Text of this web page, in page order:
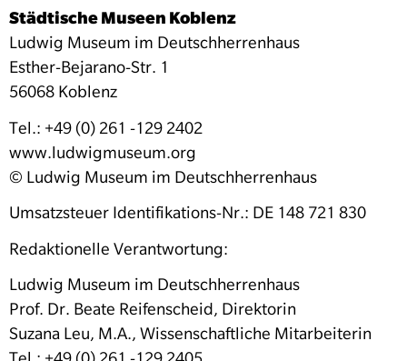
Städtische Museen Koblenz
Ludwig Museum im Deutschherrenhaus
Esther-Bejarano-Str. 1
56068 Koblenz
Tel.: +49 (0) 261 -129 2402
www.ludwigmuseum.org
© Ludwig Museum im Deutschherrenhaus
Umsatzsteuer Identifikations-Nr.: DE 148 721 830
Redaktionelle Verantwortung:
Ludwig Museum im Deutschherrenhaus
Prof. Dr. Beate Reifenscheid, Direktorin
Suzana Leu, M.A., Wissenschaftliche Mitarbeiterin